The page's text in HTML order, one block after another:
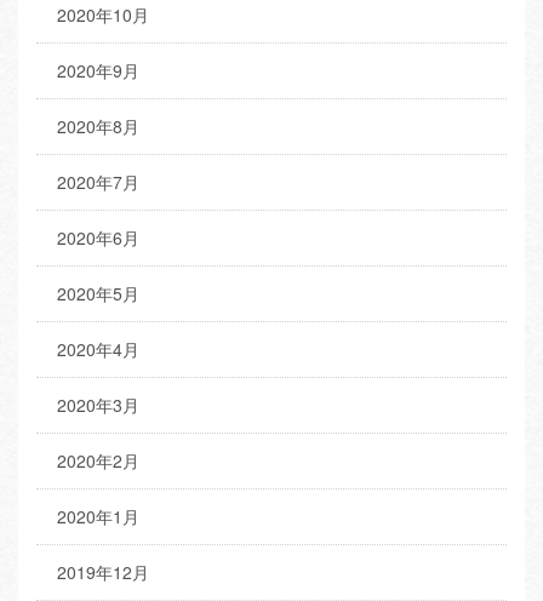
2020年10月
2020年9月
2020年8月
2020年7月
2020年6月
2020年5月
2020年4月
2020年3月
2020年2月
2020年1月
2019年12月